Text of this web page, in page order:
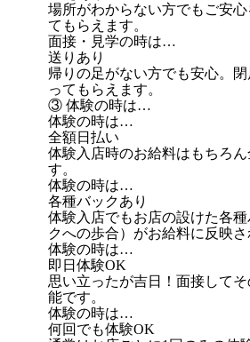
場所がわからない方でもご安
てもらえます。
面接・見学の時は…
送りあり
帰りの足がない方でも安心。
ってもらえます。
③ 体験の時は…
体験の時は…
全額日払い
体験入店時のお給料はもちろ
す。
体験の時は…
各種バックあり
体験入店でもお店の設けた各
クへの歩合）がお給料に反映さ
体験の時は…
即日体験OK
思い立ったが吉日！面接して
能です。
体験の時は…
何回でも体験OK